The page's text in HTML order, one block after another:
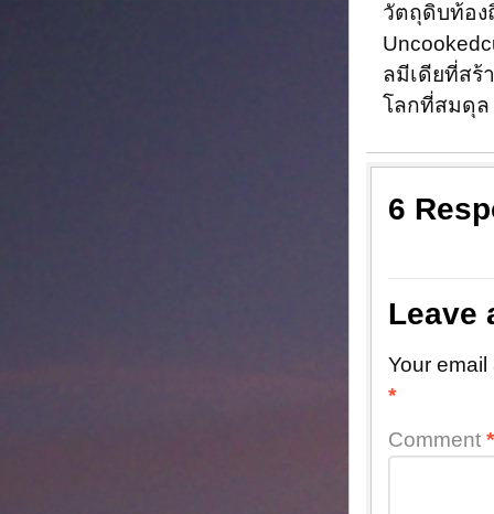
วัตถุดิบท้อง
ลมีเดียที่สร้
โลกที่สมดุล
6
Leave
Your
*
Comment *